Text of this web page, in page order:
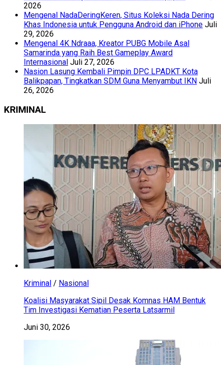
2026
Mengenal NadaDeringKeren, Situs Koleksi Nada Dering
Khas Indonesia untuk Pengguna Android dan iPhone Juli
29, 2026
Mengenal 4K Ndraaa, Kreator PUBG Mobile Asal
Samarinda yang Raih Best Gameplay Award
Internasional Juli 27, 2026
Nasion Lasung Kembali Pimpin DPC LPADKT Kota
Balikpapan, Tingkatkan SDM Guna Menyambut IKN Juli
26, 2026
KRIMINAL
Kriminal / Nasional
Koalisi Masyarakat Sipil Desak Komnas HAM Bentuk
Tim Investigasi Kematian Peserta Latsarmil
Juni 30, 2026